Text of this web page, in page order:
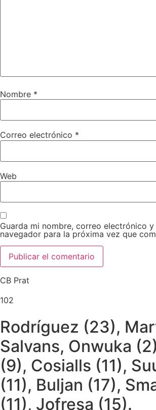
Nombre *
Correo electrónico *
Web
Guarda mi nombre, correo electrónico
navegador para la próxima vez que
CB Prat
102
Rodríguez (23),
Salvans, Onwuka
(9), Cosialls (11),
(11), Buljan (17),
(11), Jofresa (15).